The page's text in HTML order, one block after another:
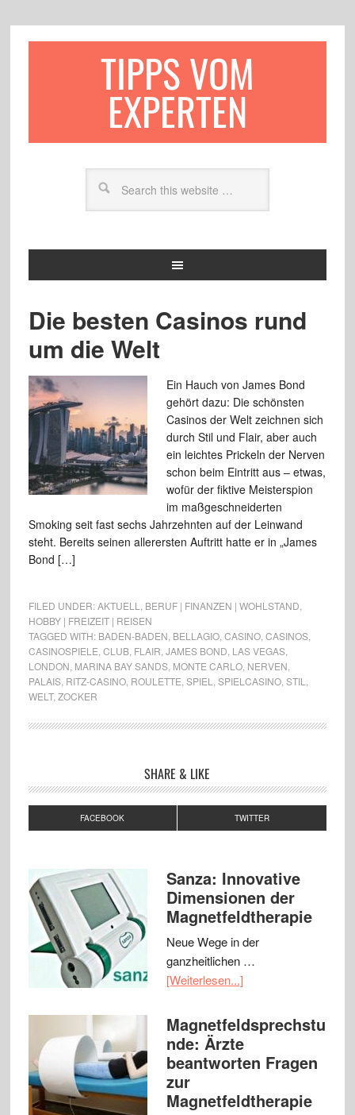
TIPPS VOM
EXPERTEN
Die besten Casinos rund
um die Welt
Ein Hauch von James Bond
gehört dazu: Die schönsten
Casinos der Welt zeichnen sich
durch Stil und Flair, aber auch
ein leichtes Prickeln der Nerven
schon beim Eintritt aus – etwas,
wofür der fiktive Meisterspion
im maßgeschneiderten
Smoking seit fast sechs Jahrzehnten auf der Leinwand
steht. Bereits seinen allerersten Auftritt hatte er in „James
Bond […]
FILED UNDER:AKTUELL BERUF | FINANZEN | WOHLSTAND
HOBBY | FREIZEIT | REISEN
TAGGED WITH: BADEN-BADEN BELLAGIO, CASINO, CASINOS,
CASINOSPIELE CLUB, FLAIR JAMES BOND LAS VEGAS,
LONDON MARINA BAY SANDS, MONTE CARLO, NERVEN
PALAIS, RITZ-CASINO, ROULETTE SPIEL SPIELCASINO, STIL
WELT, ZOCKER
SHARE & LIKE
FACEBOOK TWITTER
Sanza: Innovative
Dimensionen der
Magnetfeldtherapie
Neue Wege in der
ganzheitlichen …
[Weiterlesen...]
Magnetfeldsprechstu
nde: Ärzte
beantworten Fragen
zur
Magnetfeldtherapie